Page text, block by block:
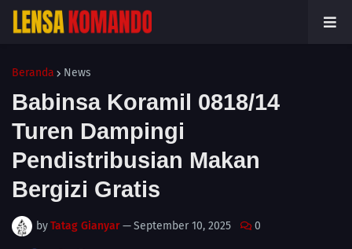
Beranda News
Babinsa Koramil 0818/14
Turen Dampingi
Pendistribusian Makan
Bergizi Gratis
byTatag Gianyar—September 10, 2025 0